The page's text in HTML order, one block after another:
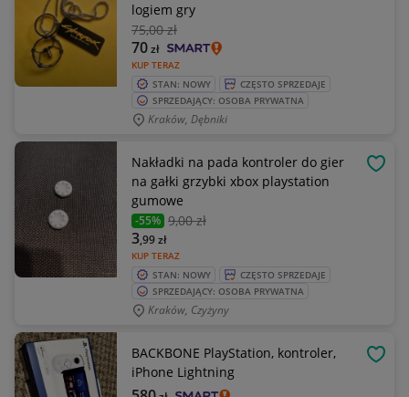
logiem gry
75,00 zł
KUP TERAZ
70zł
STAN: NOWY
CZĘSTO SPRZEDAJE
SPRZEDAJĄCY: OSOBA PRYWATNA
Kraków, Dębniki
Nakładki na pada kontroler do gier
na gałki grzybki xbox playstation
gumowe
-55% 9,00 zł
KUP TERAZ
3,99zł
STAN: NOWY
CZĘSTO SPRZEDAJE
SPRZEDAJĄCY: OSOBA PRYWATNA
Kraków, Czyżyny
BACKBONE PlayStation, kontroler,
iPhone Lightning